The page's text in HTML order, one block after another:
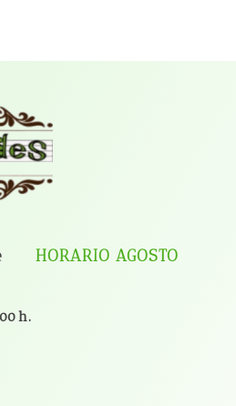
HORARIO AGOSTO
h.